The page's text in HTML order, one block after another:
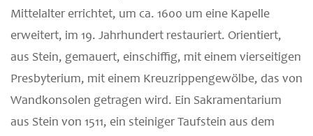
Mittelalter errichtet, um ca. 1600 um eine Kapelle
erweitert, im 19. Jahrhundert restauriert. Orientiert,
aus Stein, gemauert, einschiffig, mit einem vierseitigen
Presbyterium, mit einem Kreuzrippengewölbe, das von
Wandkonsolen getragen wird. Ein Sakramentarium
aus Stein von 1511, ein steiniger Taufstein aus dem